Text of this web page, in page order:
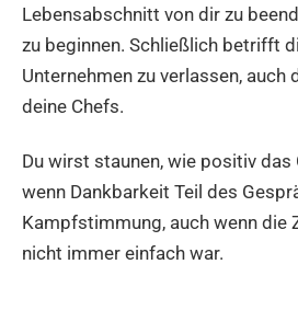
Lebensabschnitt von dir zu
zu beginnen. Schließlich betrifft
Unternehmen zu verlassen, auch
deine Chefs.
Du wirst staunen, wie positiv das
wenn Dankbarkeit Teil des
Kampfstimmung, auch wenn die
nicht immer einfach war.